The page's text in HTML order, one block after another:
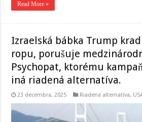
Read More »
Izraelská bábka Trump
ropu, porušuje
Psychopat, ktorému
iná riadená alternatíva.
23 decembra, 2025 Riadená alternatíva,